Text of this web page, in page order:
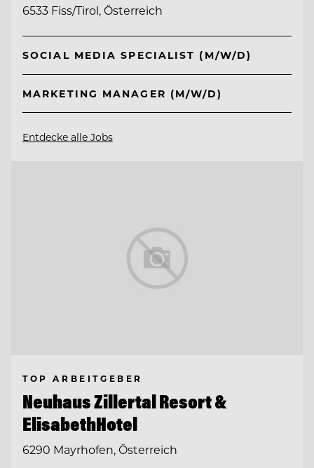
6533 Fiss/Tirol, Österreich
SOCIAL MEDIA SPECIALIST (M/W/D)
MARKETING MANAGER (M/W/D)
Entdecke alle Jobs
TOP ARBEITGEBER
Neuhaus Zillertal Resort &
ElisabethHotel
6290 Mayrhofen, Österreich